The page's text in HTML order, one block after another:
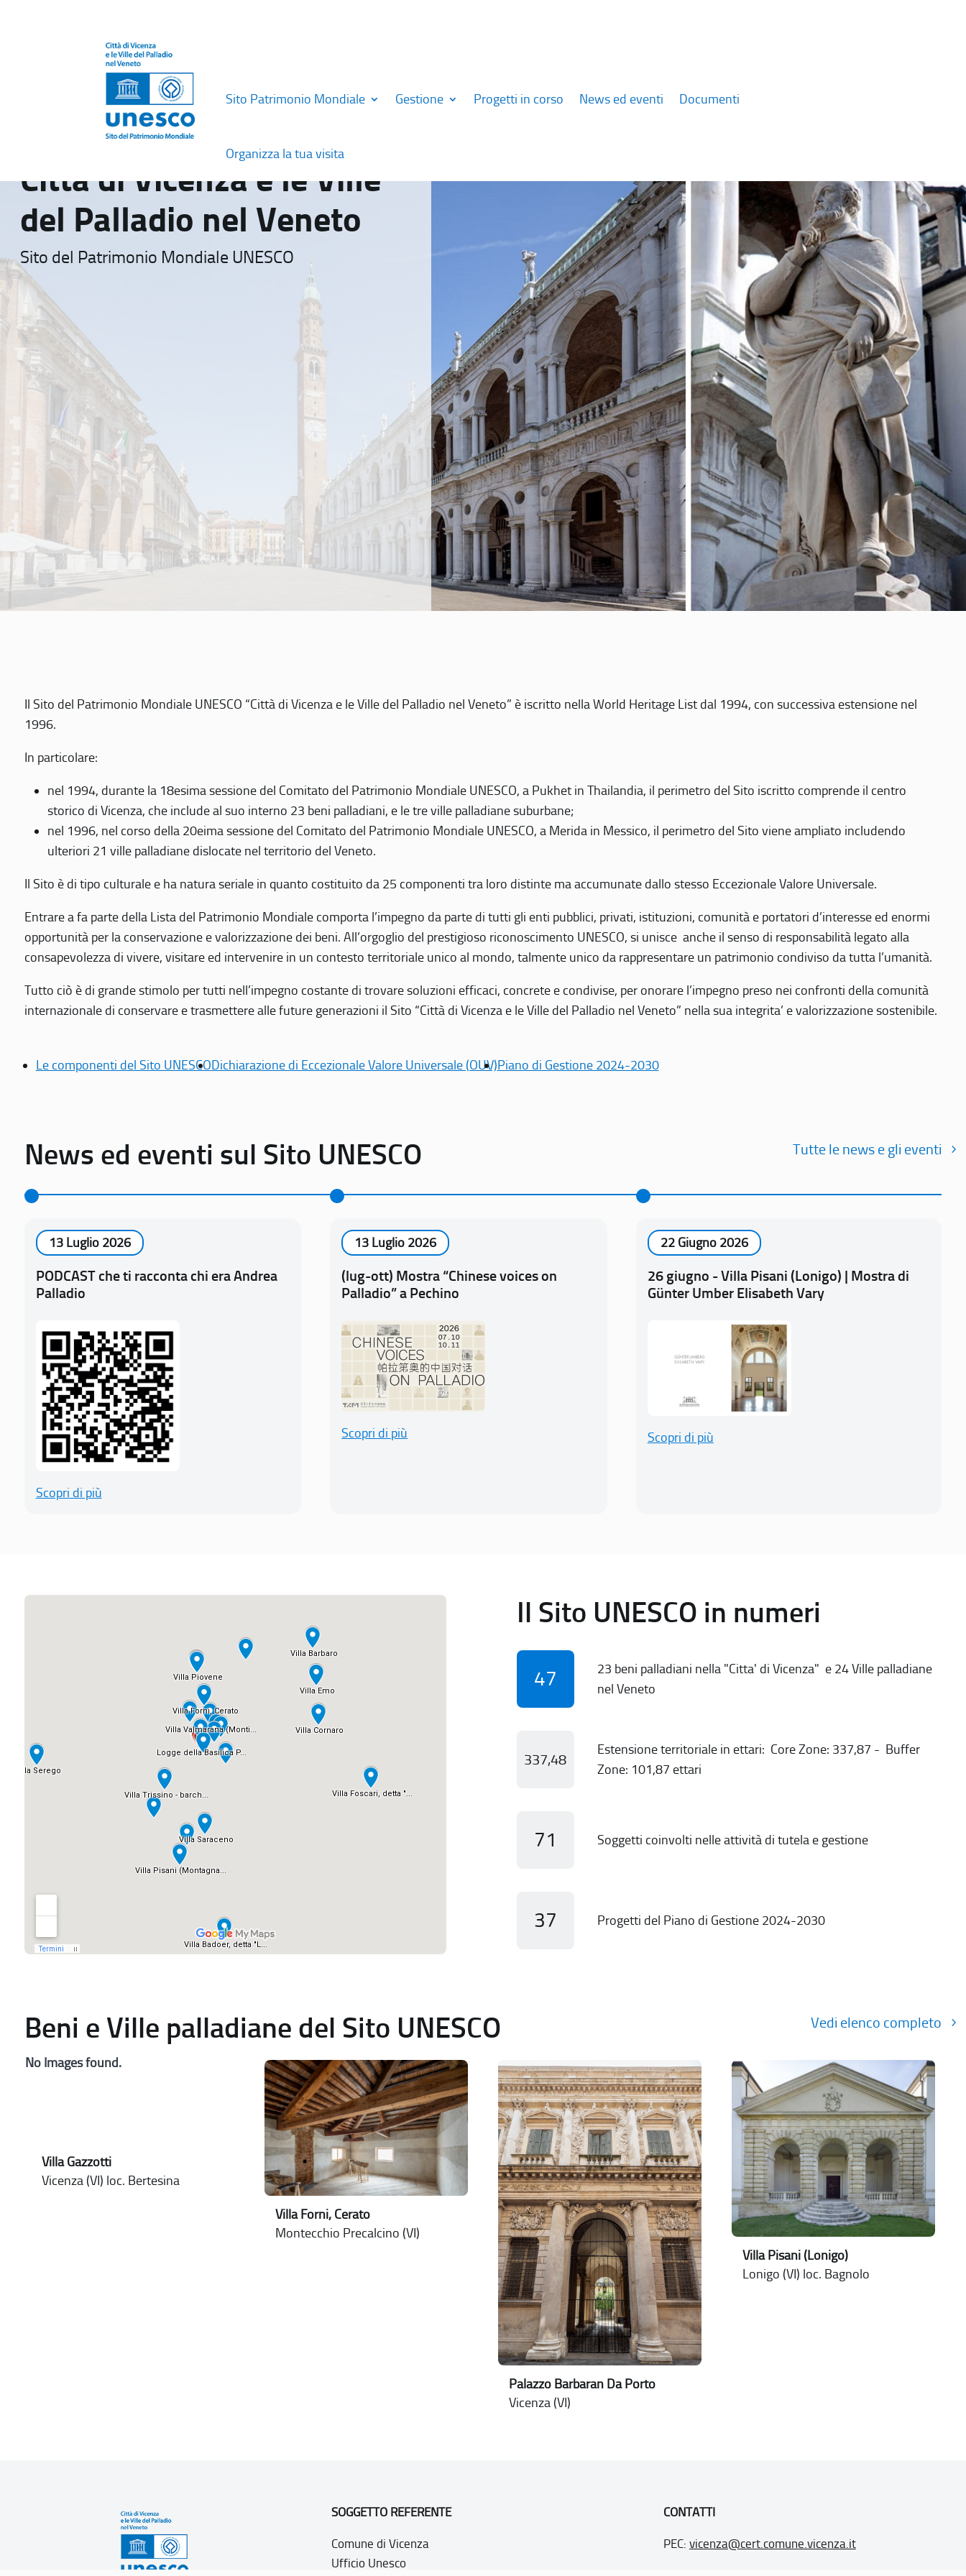
Sito Patrimonio Mondiale Gestione Progetti in corso News ed eventi Documenti
Organizza la tua visita
Città di Vicenza e le Ville
del Palladio nel Veneto
Sito del Patrimonio Mondiale UNESCO
Il Sito del Patrimonio Mondiale UNESCO “Città di Vicenza e le Ville del Palladio nel Veneto” è iscritto nella World Heritage List dal 1994, con successiva estensione nel
1996.
In particolare:
nel 1994, durante la 18esima sessione del Comitato del Patrimonio Mondiale UNESCO, a Pukhet in Thailandia, il perimetro del Sito iscritto comprende il centro
storico di Vicenza, che include al suo interno 23 beni palladiani, e le tre ville palladiane suburbane;
nel 1996, nel corso della 20eima sessione del Comitato del Patrimonio Mondiale UNESCO, a Merida in Messico, il perimetro del Sito viene ampliato includendo
ulteriori 21 ville palladiane dislocate nel territorio del Veneto.
Il Sito è di tipo culturale e ha natura seriale in quanto costituito da 25 componenti tra loro distinte ma accumunate dallo stesso Eccezionale Valore Universale.
Entrare a fa parte della Lista del Patrimonio Mondiale comporta l’impegno da parte di tutti gli enti pubblici, privati, istituzioni, comunità e portatori d’interesse ed enormi
opportunità per la conservazione e valorizzazione dei beni. All’orgoglio del prestigioso riconoscimento UNESCO, si unisce anche il senso di responsabilità legato alla
consapevolezza di vivere, visitare ed intervenire in un contesto territoriale unico al mondo, talmente unico da rappresentare un patrimonio condiviso da tutta l’umanità.
Tutto ciò è di grande stimolo per tutti nell’impegno costante di trovare soluzioni efficaci, concrete e condivise, per onorare l’impegno preso nei confronti della comunità
internazionale di conservare e trasmettere alle future generazioni il Sito “Città di Vicenza e le Ville del Palladio nel Veneto” nella sua integrita’ e valorizzazione sostenibile.
Le componenti del Sito UNESCODichiarazione di Eccezionale Valore Universale (OUV)Piano di Gestione 2024-2030
News ed eventi sul Sito UNESCO Tutte le news e gli eventi
13 Luglio 2026
PODCAST che ti racconta chi era Andrea
Palladio
Scopri di più
13 Luglio 2026
(lug-ott) Mostra “Chinese voices on
Palladio” a Pechino
Scopri di più
22 Giugno 2026
26 giugno - Villa Pisani (Lonigo) | Mostra di
Günter Umber Elisabeth Vary
Scopri di più
Il Sito UNESCO in numeri
47
23 beni palladiani nella "Citta' di Vicenza" e 24 Ville palladiane
nel Veneto
337,48
Estensione territoriale in ettari: Core Zone: 337,87 - Buffer
Zone: 101,87 ettari
71 Soggetti coinvolti nelle attività di tutela e gestione
37 Progetti del Piano di Gestione 2024-2030
Beni e Ville palladiane del Sito UNESCO Vedi elenco completo
No Images found.
Villa Gazzotti
Vicenza (VI) loc. Bertesina
Villa Forni, Cerato
Montecchio Precalcino (VI)
Palazzo Barbaran Da Porto
Vicenza (VI)
Villa Pisani (Lonigo)
Lonigo (VI) loc. Bagnolo
SOGGETTO REFERENTE
Comune di Vicenza
Ufficio Unesco
CONTATTI
PEC: vicenza@cert.comune.vicenza.it